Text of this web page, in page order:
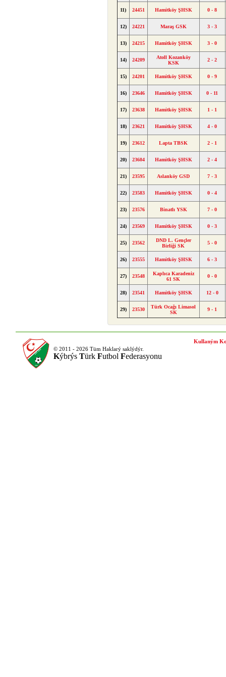
11) 24451 Hamitköy ŞHSK 0 - 8
12) 24221 Maraş GSK 3 - 3
13) 24215 Hamitköy ŞHSK 3 - 0
14) 24209
Atoll Kozanköy
KSK
2 - 2
15) 24201 Hamitköy ŞHSK 0 - 9
16) 23646 Hamitköy ŞHSK 0 - 11
17) 23638 Hamitköy ŞHSK 1 - 1
18) 23621 Hamitköy ŞHSK 4 - 0
19) 23612 Lapta TBSK 2 - 1
20) 23604 Hamitköy ŞHSK 2 - 4
21) 23595 Aslanköy GSD 7 - 3
22) 23583 Hamitköy ŞHSK 0 - 4
23) 23576 Binatlı YSK 7 - 0
24) 23569 Hamitköy ŞHSK 0 - 3
25) 23562
DND L. Gençler
Birliği SK
5 - 0
26) 23555 Hamitköy ŞHSK 6 - 3
27) 23548
Kaplıca Karadeniz
61 SK
0 - 0
28) 23541 Hamitköy ŞHSK 12 - 0
29) 23530
Türk Ocağı Limasol
SK
9 - 1
© 2011 - 2026 Tüm Haklarý saklýdýr.
Kýbrýs Türk Futbol Federasyonu
Kullaným